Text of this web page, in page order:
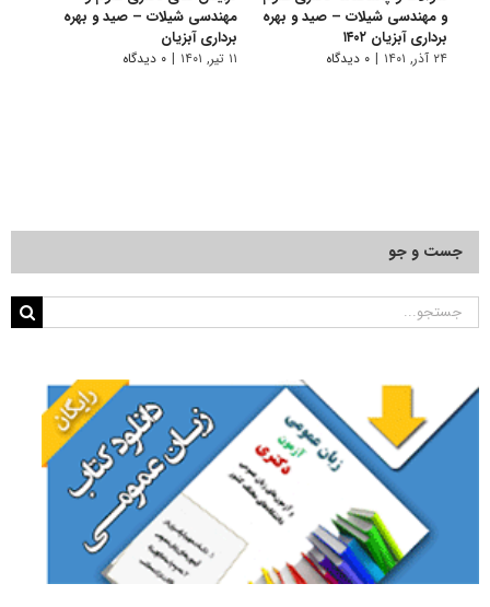
و مهندسی شیلات – صید و بهره
برداری آبزیان ۱۴۰۲
۲۴ آذر, ۱۴۰۱ | ۰ دیدگاه
مهندسی شیلات – صید و ﺑﻬﺮه
ﺑﺮداری آﺑﺰیان
۱۱ تیر, ۱۴۰۱ | ۰ دیدگاه
جست و جو
جستجو